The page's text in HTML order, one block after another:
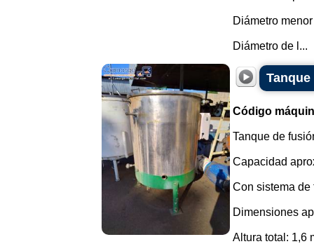
Diámetro
Diámetro de l...
Código
Tanque de
Capacidad
Con sistema de
Dimensiones
Altura total: 1,6